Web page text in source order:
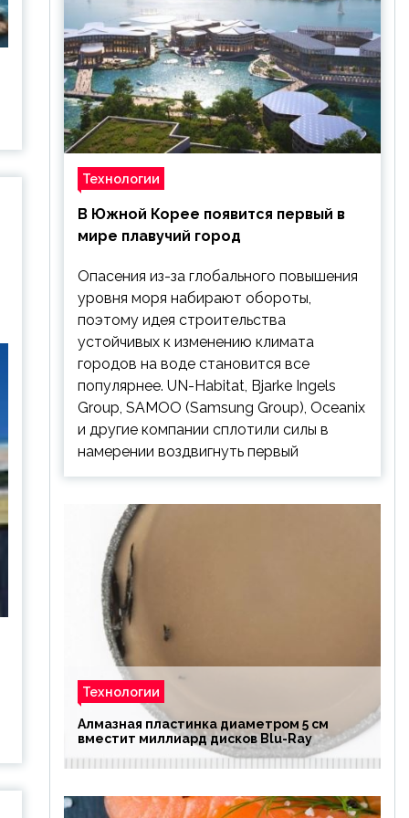
Технологии
В Южной Корее появится первый в
мире плавучий город
Опасения из-за глобального повышения
уровня моря набирают обороты,
поэтому идея строительства
устойчивых к изменению климата
городов на воде становится все
популярнее. UN-Habitat, Bjarke Ingels
Group, SAMOO (Samsung Group), Oceanix
и другие компании сплотили силы в
намерении воздвигнуть первый
Технологии
Алмазная пластинка диаметром 5 см
вместит миллиард дисков Blu-Ray